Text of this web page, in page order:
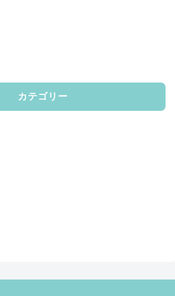
カテゴリー